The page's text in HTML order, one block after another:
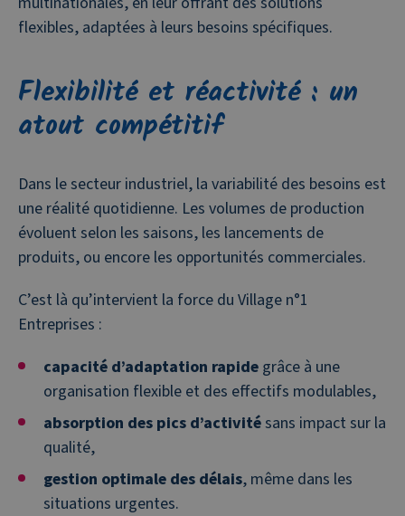
flexibles, adaptées à leurs besoins spécifiques.
Flexibilité et réactivité : un
atout compétitif
Dans le secteur industriel, la variabilité des besoins est
une réalité quotidienne. Les volumes de production
évoluent selon les saisons, les lancements de
produits, ou encore les opportunités commerciales.
C’est là qu’intervient la force du Village n°1
Entreprises :
capacité d’adaptation rapide grâce à une
organisation flexible et des effectifs modulables,
absorption des pics d’activitésans impact sur la
qualité,
gestion optimale des délais, même dans les
situations urgentes.